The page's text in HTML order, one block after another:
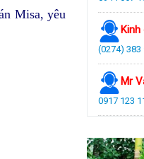
Misa, yêu
Kinh
(0274) 383
Mr
0917 123